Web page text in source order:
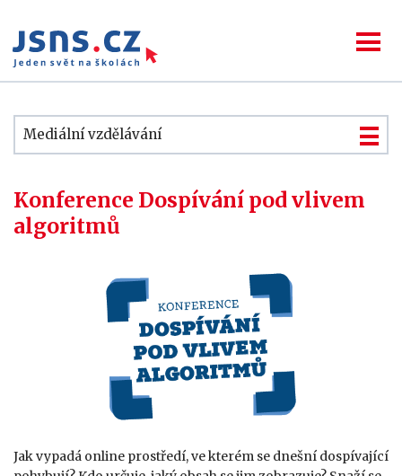
Mediální vzdělávání
Konference Dospívání pod vlivem
algoritmů
Jak vypadá online prostředí, ve kterém se dnešní dospívající